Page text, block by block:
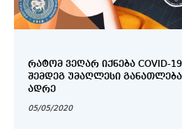
ᲠᲐᲢᲝᲛ ᲕᲔᲦᲐᲠ ᲘᲥᲜᲔᲑᲐ COVID-
ᲨᲔᲛᲓᲔᲒ ᲣᲛᲐᲦᲚᲔᲡᲘ
ᲐᲓᲠᲔ
05/05/2020